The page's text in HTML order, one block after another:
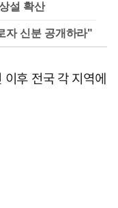
설 확산
자 신분 공개하라"
후 전국 각 지역에